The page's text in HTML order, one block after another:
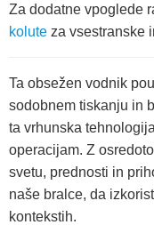
Za dodatne vpoglede
kolute za vsestranske
Ta obsežen vodnik
sodobnem tiskanju in
ta vrhunska
operacijam. Z
svetu, prednosti in
naše bralce, da
kontekstih.